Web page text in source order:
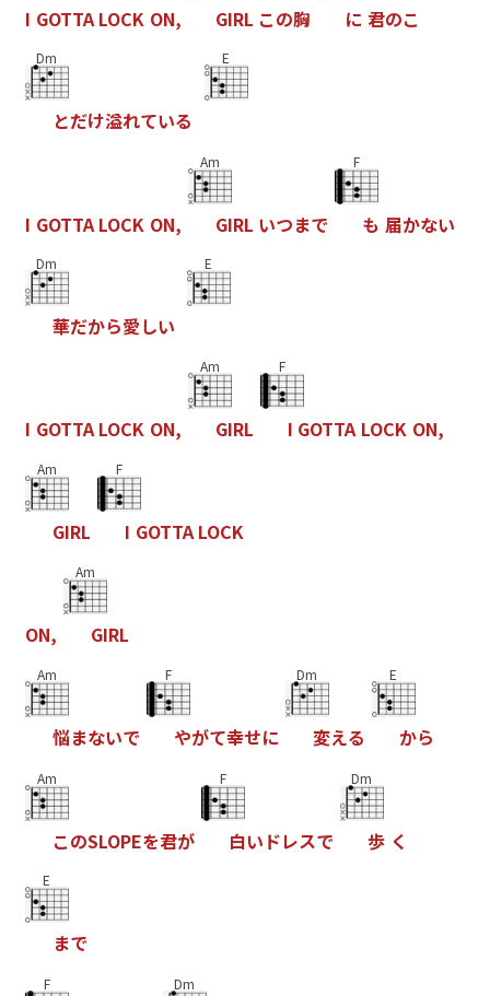
I GOTTA LOCK ON, GIRL この胸 に 君のこ
Dm
とだけ溢れている
E
I GOTTA LOCK ON,
Am
GIRL いつまで
F
も 届かない
Dm
華だから愛しい
E
I GOTTA LOCK ON,
Am
GIRL
F
I GOTTA LOCK ON,
Am
GIRL
F
I GOTTA LOCK
ON,
Am
GIRL
Am
悩まないで
F
やがて幸せに
Dm
変える
E
から
Am
このSLOPEを君が
F
白い ドレスで
Dm
歩 く
E
まで
F Dm